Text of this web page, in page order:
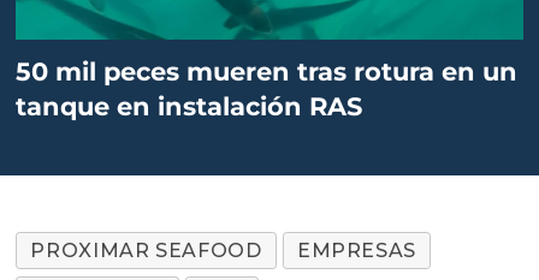
50 mil peces mueren tras rotura en un
tanque en instalación RAS
PROXIMAR SEAFOOD
EMPRESAS